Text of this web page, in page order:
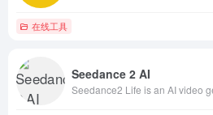
在线工具
Seedance 2 AI